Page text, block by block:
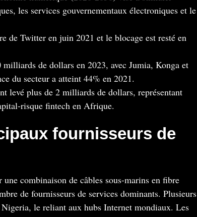
les services gouvernementaux électroniques et le
de Twitter en juin 2021 et le blocage est resté en
de dollars en 2023, avec Jumia, Konga et
du secteur a atteint 44% en 2021.
levé plus de 2 milliards de dollars, représentant
risque fintech en Afrique.
fournisseurs de
combinaison de câbles sous-marins en fibre
de fournisseurs de services dominants. Plusieurs
le reliant aux hubs Internet mondiaux. Les